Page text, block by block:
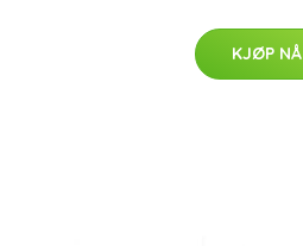
KJØP NÅ